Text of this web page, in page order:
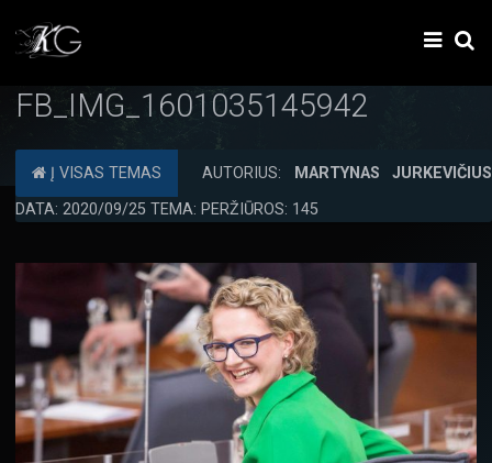
FB_IMG_1601035145942
Į VISAS TEMAS AUTORIUS:
MARTYNAS JURKEVIČIUS
DATA: 2020/09/25 TEMA: PERŽIŪROS: 145